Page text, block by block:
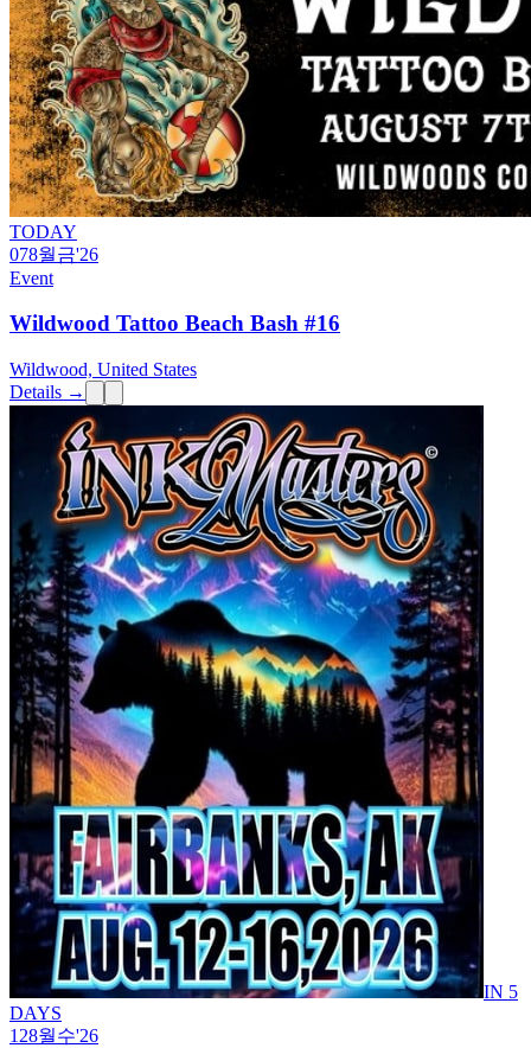
TODAY
078월금'26
Event
Wildwood Tattoo Beach Bash #16
Wildwood, United States
Details →
IN 5
DAYS
128월수'26